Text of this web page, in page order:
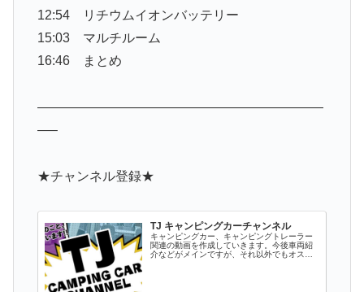
12:54 リチウムイオンバッテリー
15:03 マルチルーム
16:46 まとめ
——————————————————————
—–
★チャンネル登録★
TJ キャンピングカーチャンネル
キャンピングカー、キャンピングトレーラー
関連の動画を作成していきます。今後車両紹
介などがメインですが、それ以外でもオスス